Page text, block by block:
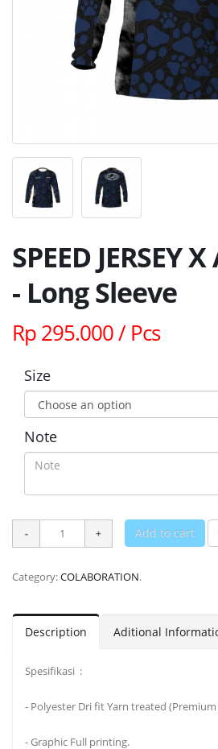
SPEED JERSEY
- Long Sleeve
Rp 295.000 / Pcs
Size
Note
Add to cart
Category:COLABORATION.
Description Aditional
Spesifikasi :
- Polyester Dri fit Yarn treated
- Graphic Full printing.